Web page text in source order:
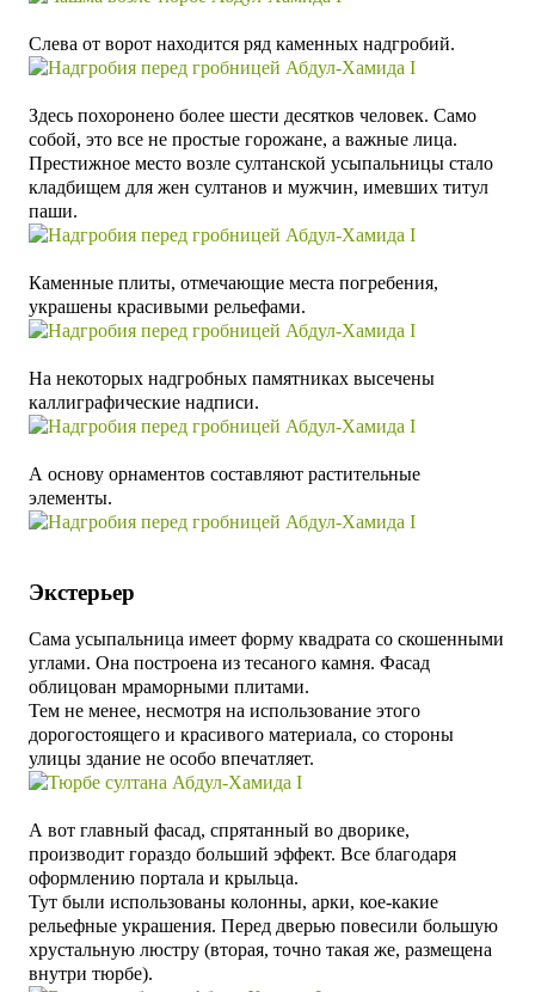
Слева от ворот находится ряд каменных надгробий.
Здесь похоронено более шести десятков человек. Само
собой, это все не простые горожане, а важные лица.
Престижное место возле султанской усыпальницы стало
кладбищем для жен султанов и мужчин, имевших титул
паши.
Каменные плиты, отмечающие места погребения,
украшены красивыми рельефами.
На некоторых надгробных памятниках высечены
каллиграфические надписи.
А основу орнаментов составляют растительные
элементы.
Экстерьер
Сама усыпальница имеет форму квадрата со скошенными
углами. Она построена из тесаного камня. Фасад
облицован мраморными плитами.
Тем не менее, несмотря на использование этого
дорогостоящего и красивого материала, со стороны
улицы здание не особо впечатляет.
А вот главный фасад, спрятанный во дворике,
производит гораздо больший эффект. Все благодаря
оформлению портала и крыльца.
Тут были использованы колонны, арки, кое-какие
рельефные украшения. Перед дверью повесили большую
хрустальную люстру (вторая, точно такая же, размещена
внутри тюрбе).